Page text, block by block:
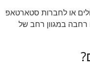
או לחברות סטארטאפ
רחבה במגוון רחב של